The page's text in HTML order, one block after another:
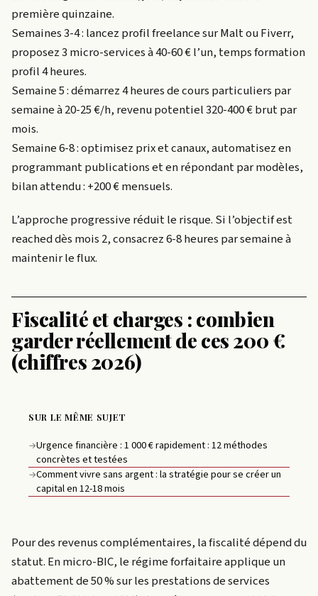
première quinzaine.
Semaines 3-4 : lancez profil freelance sur Malt ou Fiverr,
proposez 3 micro-services à 40-60 € l’un, temps formation
profil 4 heures.
Semaine 5 : démarrez 4 heures de cours particuliers par
semaine à 20-25 €/h, revenu potentiel 320-400 € brut par
mois.
Semaine 6-8 : optimisez prix et canaux, automatisez en
programmant publications et en répondant par modèles,
bilan attendu : +200 € mensuels.
L’approche progressive réduit le risque. Si l’objectif est
reached dès mois 2, consacrez 6-8 heures par semaine à
maintenir le flux.
Fiscalité et charges : combien
garder réellement de ces 200 €
(chiffres 2026)
SUR LE MÊME SUJET
→Urgence financière : 1 000 € rapidement : 12 méthodes
concrètes et testées
→Comment vivre sans argent : la stratégie pour se créer un
capital en 12-18 mois
Pour des revenus complémentaires, la fiscalité dépend du
statut. En micro-BIC, le régime forfaitaire applique un
abattement de 50 % sur les prestations de services